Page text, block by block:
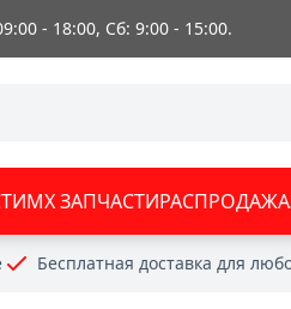
- 18:00, Сб: 9:00 - 15:00.
MX ЗАПЧАСТИРАСПРОДАЖА
Бесплатная доставка для